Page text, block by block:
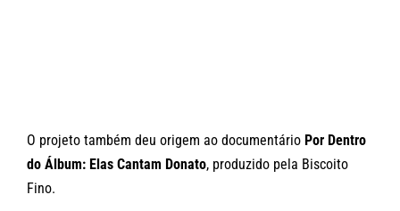
O projeto também deu origem ao documentário Por Dentro
do Álbum: Elas Cantam Donato, produzido pela Biscoito
Fino.